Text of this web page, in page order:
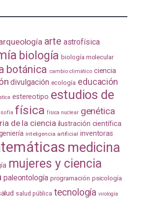
arte astrofísica
biología biología molecular
botánica cambio climático ciencia
divulgación ecología educación
estereotipo estudios de
física física nuclear genética
de la ciencia ilustración científica
inteligencia artificial inventoras
medicina
mujeres y ciencia
paleontología programación psicología
salud pública tecnología virología